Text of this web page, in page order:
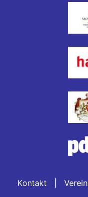
Kontakt Verein